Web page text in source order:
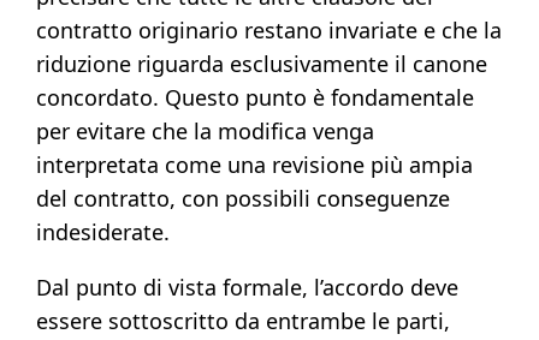
contratto originario restano invariate e che la
riduzione riguarda esclusivamente il canone
concordato. Questo punto è fondamentale
per evitare che la modifica venga
interpretata come una revisione più ampia
del contratto, con possibili conseguenze
indesiderate.
Dal punto di vista formale, l’accordo deve
essere sottoscritto da entrambe le parti,